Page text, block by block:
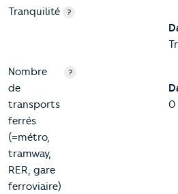
Tranquilité ?
Nombre
de
transports
ferrés
(=métro,
tramway,
RER, gare
ferroviaire)
?
0